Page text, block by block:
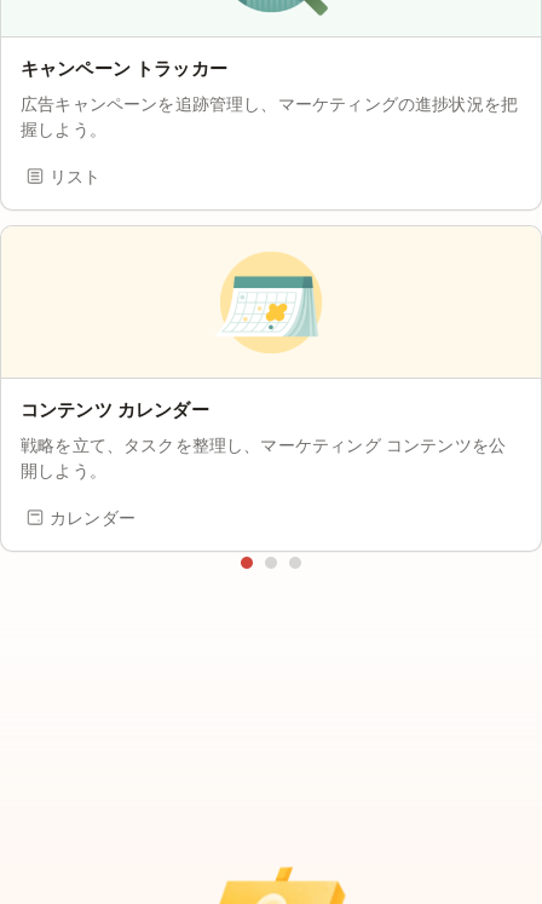
キャンペーン トラッカー
広告キャンペーンを追跡管理し、マーケティングの進捗状況を把
握しよう。
リスト
コンテンツ カレンダー
戦略を立て、タスクを整理し、マーケティング コンテンツを公
開しよう。
カレンダー